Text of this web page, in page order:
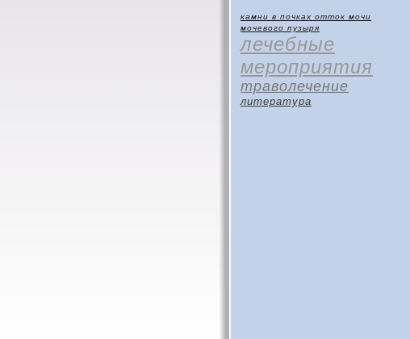
камни в почках отток мочи
мочевого пузыря
лечебные
мероприятия
траволечение
литература